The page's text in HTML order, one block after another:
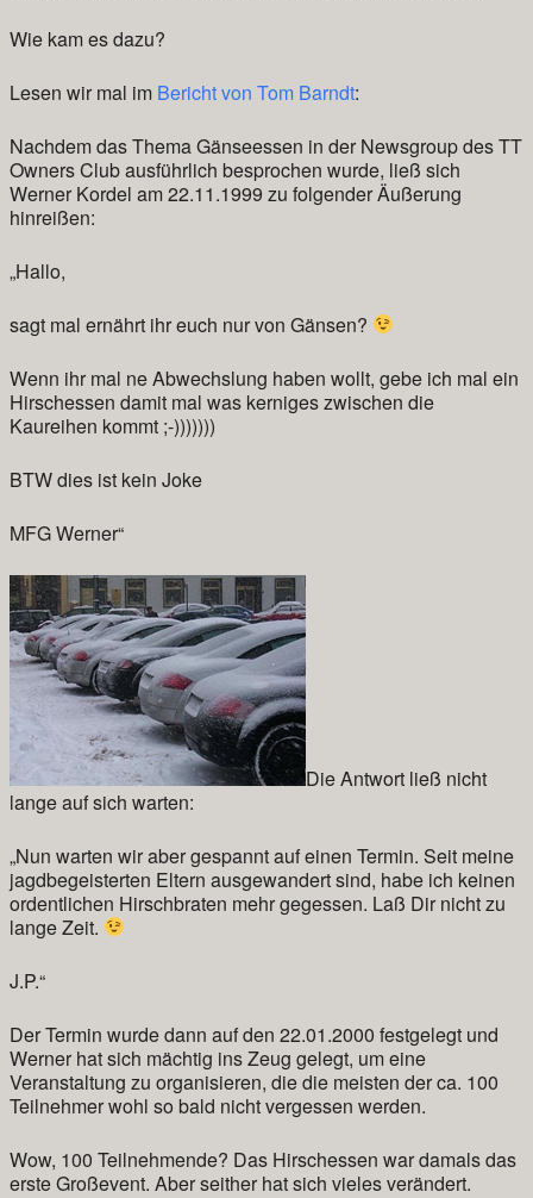
Wie kam es dazu?
Lesen wir mal im Bericht von Tom Barndt:
Nachdem das Thema Gänseessen in der Newsgroup des TT
Owners Club ausführlich besprochen wurde, ließ sich
Werner Kordel am 22.11.1999 zu folgender Äußerung
hinreißen:
„Hallo,
sagt mal ernährt ihr euch nur von Gänsen?
Wenn ihr mal ne Abwechslung haben wollt, gebe ich mal ein
Hirschessen damit mal was kerniges zwischen die
Kaureihen kommt ;-)))))))
BTW dies ist kein Joke
MFG Werner“
Die Antwort ließ nicht
lange auf sich warten:
„Nun warten wir aber gespannt auf einen Termin. Seit meine
jagdbegeisterten Eltern ausgewandert sind, habe ich keinen
ordentlichen Hirschbraten mehr gegessen. Laß Dir nicht zu
lange Zeit.
J.P.“
Der Termin wurde dann auf den 22.01.2000 festgelegt und
Werner hat sich mächtig ins Zeug gelegt, um eine
Veranstaltung zu organisieren, die die meisten der ca. 100
Teilnehmer wohl so bald nicht vergessen werden.
Wow, 100 Teilnehmende? Das Hirschessen war damals das
erste Großevent. Aber seither hat sich vieles verändert.